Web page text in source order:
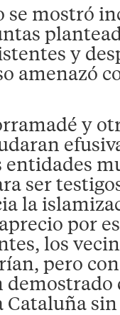
se mostró
y
amenazó
y
ser
la
por
los
pero
demostrado